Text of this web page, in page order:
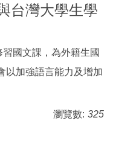
台灣大學生學
國文課，為外籍生國
以加強語言能力及增加
瀏覽數: 325